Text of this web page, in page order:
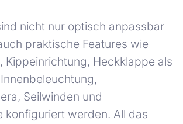
nicht nur optisch anpassbar
praktische Features wie
Kippeinrichtung, Heckklappe als
Seilwinden und
konfiguriert werden. All das